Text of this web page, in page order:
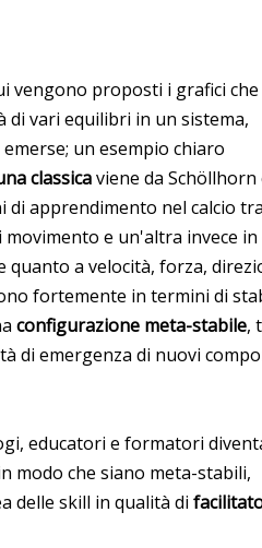
vengono proposti i grafici che
vari equilibri in un sistema,
un esempio chiaro
classicaviene da Schöllhorn
apprendimento nel calcio
e un'altra invece in
a velocità, forza,
fortemente in termini di
configurazione meta-stabile,
di emergenza di nuovi
educatori e formatori
modo che siano meta-stabili,
delle skill in qualità di